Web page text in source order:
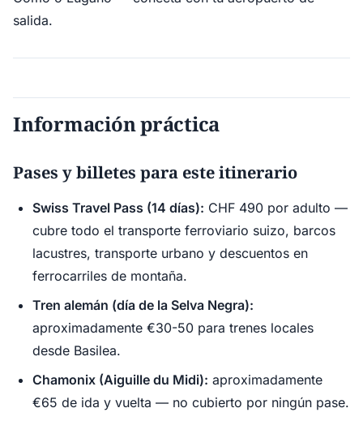
salida.
Información práctica
Pases y billetes para este itinerario
Swiss Travel Pass (14 días): CHF 490 por adulto —
cubre todo el transporte ferroviario suizo, barcos
lacustres, transporte urbano y descuentos en
ferrocarriles de montaña.
Tren alemán (día de la Selva Negra):
aproximadamente €30-50 para trenes locales
desde Basilea.
Chamonix (Aiguille du Midi): aproximadamente
€65 de ida y vuelta — no cubierto por ningún pase.